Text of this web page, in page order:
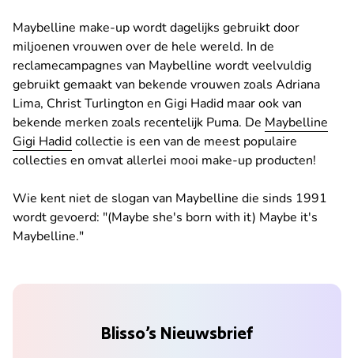
Maybelline make-up wordt dagelijks gebruikt door
miljoenen vrouwen over de hele wereld. In de
reclamecampagnes van Maybelline wordt veelvuldig
gebruikt gemaakt van bekende vrouwen zoals Adriana
Lima, Christ Turlington en Gigi Hadid maar ook van
bekende merken zoals recentelijk Puma. De Maybelline
Gigi Hadidcollectie is een van de meest populaire
collecties en omvat allerlei mooi make-up producten!
Wie kent niet de slogan van Maybelline die sinds 1991
wordt gevoerd: "(Maybe she's born with it) Maybe it's
Maybelline."
Blisso’s Nieuwsbrief